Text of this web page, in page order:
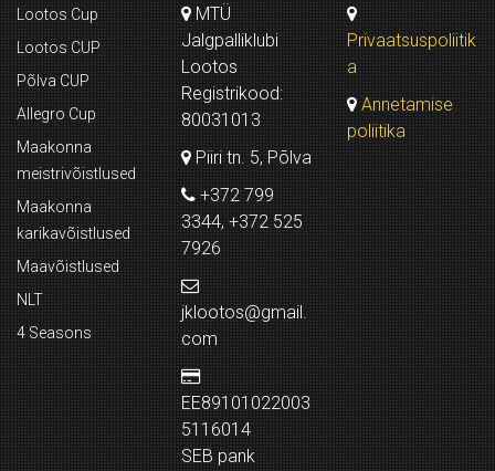
Lootos Cup
Lootos CUP
Põlva CUP
Allegro Cup
Maakonna
meistrivõistlused
Maakonna
karikavõistlused
Maavõistlused
NLT
4 Seasons
MTÜ
Jalgpalliklubi
Lootos
Registrikood:
80031013
Piiri tn. 5, Põlva
+372 799
3344, +372 525
7926
jklootos@gmail.
com
EE89101022003
5116014
SEB pank
Privaatsuspoliitik
a
Annetamise
poliitika